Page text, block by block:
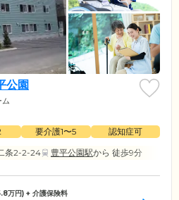
公園
ム
要介護1〜5
認知症可
条2-2-24
豊平公園駅から 徒歩9分
万円) + 介護保険料